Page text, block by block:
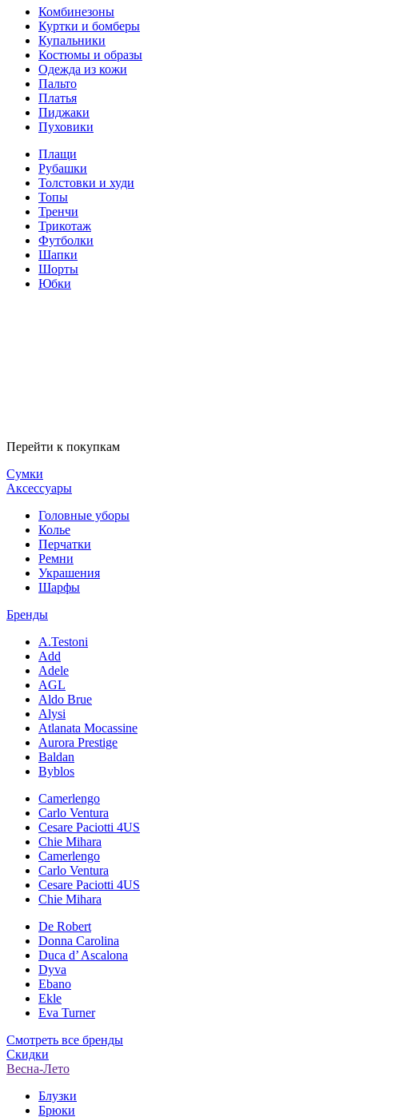
Комбинезоны
Куртки и бомберы
Купальники
Костюмы и образы
Одежда из кожи
Пальто
Платья
Пиджаки
Пуховики
Плащи
Рубашки
Толстовки и худи
Топы
Тренчи
Трикотаж
Футболки
Шапки
Шорты
Юбки
Перейти к покупкам
Сумки
Аксессуары
Головные уборы
Колье
Перчатки
Ремни
Украшения
Шарфы
Бренды
A.Testoni
Add
Adele
AGL
Aldo Brue
Alysi
Atlanata Mocassine
Aurora Prestige
Baldan
Byblos
Camerlengo
Carlo Ventura
Cesare Paciotti 4US
Chie Mihara
Camerlengo
Carlo Ventura
Cesare Paciotti 4US
Chie Mihara
De Robert
Donna Carolina
Duca d’ Ascalona
Dyva
Ebano
Ekle
Eva Turner
Смотреть все бренды
Скидки
Весна-Лето
Блузки
Брюки